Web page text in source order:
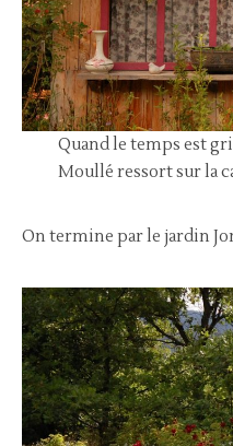
Quand le temps est
Moullé ressort sur la
On termine par le jardin